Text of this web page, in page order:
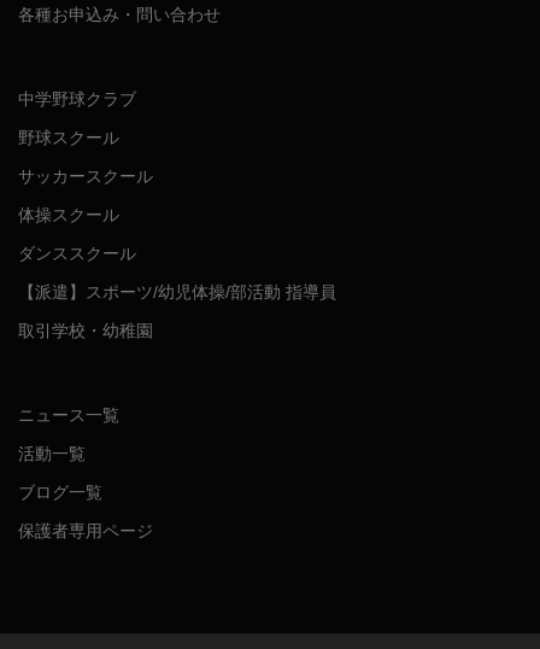
各種お申込み・問い合わせ
中学野球クラブ
野球スクール
サッカースクール
体操スクール
ダンススクール
【派遣】スポーツ/幼児体操/部活動 指導員
取引学校・幼稚園
ニュース一覧
活動一覧
ブログ一覧
保護者専用ページ